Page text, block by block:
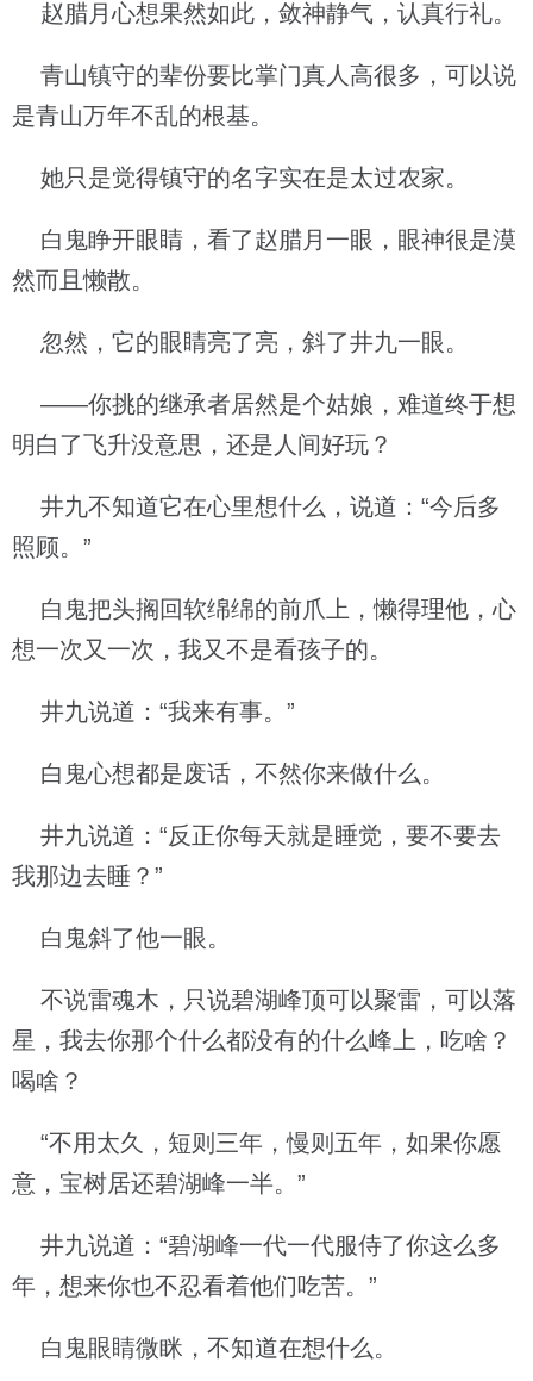
赵腊月心想果然如此，敛神静气，认真行礼。
青山镇守的辈份要比掌门真人高很多，可以说
是青山万年不乱的根基。
她只是觉得镇守的名字实在是太过农家。
白鬼睁开眼睛，看了赵腊月一眼，眼神很是漠
然而且懒散。
忽然，它的眼睛亮了亮，斜了井九一眼。
——你挑的继承者居然是个姑娘，难道终于想
明白了飞升没意思，还是人间好玩？
井九不知道它在心里想什么，说道：“今后多
照顾。”
白鬼把头搁回软绵绵的前爪上，懒得理他，心
想一次又一次，我又不是看孩子的。
井九说道：“我来有事。”
白鬼心想都是废话，不然你来做什么。
井九说道：“反正你每天就是睡觉，要不要去
我那边去睡？”
白鬼斜了他一眼。
不说雷魂木，只说碧湖峰顶可以聚雷，可以落
星，我去你那个什么都没有的什么峰上，吃啥？
喝啥？
“不用太久，短则三年，慢则五年，如果你愿
意，宝树居还碧湖峰一半。”
井九说道：“碧湖峰一代一代服侍了你这么多
年，想来你也不忍看着他们吃苦。”
白鬼眼睛微眯，不知道在想什么。